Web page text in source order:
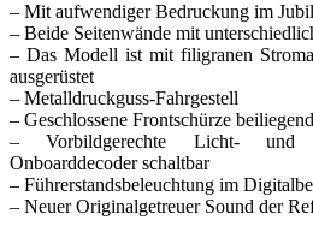
– Mit aufwendiger Bedruckung im
– Beide Seitenwände mit
– Das Modell ist mit filigranen
ausgerüstet
– Metalldruckguss-Fahrgestell
– Geschlossene Frontschürze beiliegend
– Vorbildgerechte Licht- und
Onboarddecoder schaltbar
– Führerstandsbeleuchtung im
– Neuer Originalgetreuer Sound der